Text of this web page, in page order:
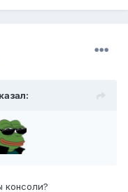
консоли?